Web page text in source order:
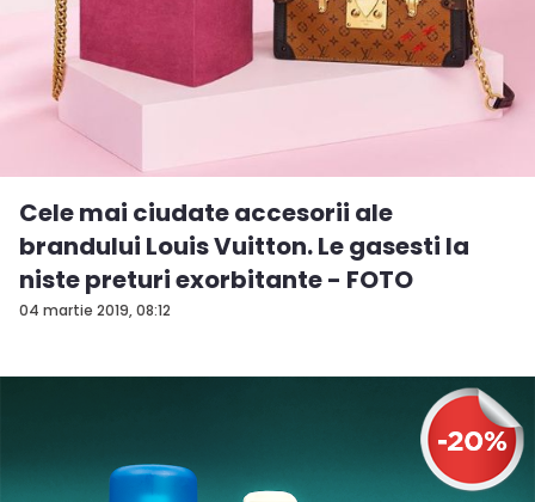
04 martie 2019, 08:12
Cele mai ciudate accesorii ale
brandului Louis Vuitton. Le gasesti la
niste preturi exorbitante - FOTO